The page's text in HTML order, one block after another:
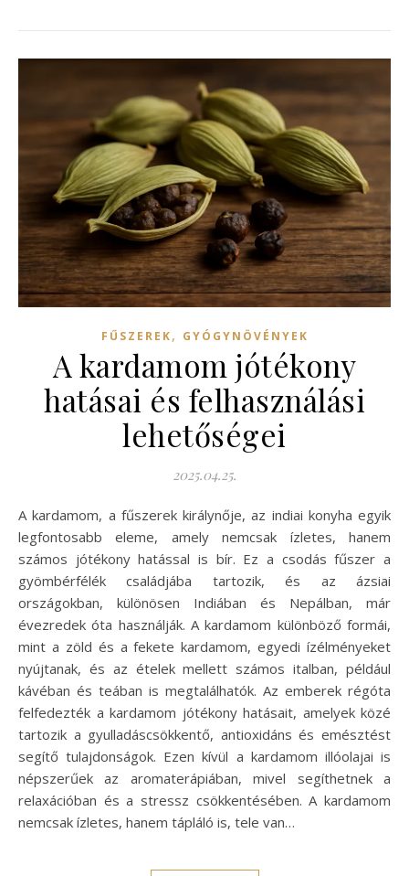
FŰSZEREK, GYÓGYNÖVÉNYEK
A kardamom jótékony
hatásai és felhasználási
lehetőségei
2025.04.25.
A kardamom, a fűszerek királynője, az indiai konyha egyik
legfontosabb eleme, amely nemcsak ízletes, hanem
számos jótékony hatással is bír. Ez a csodás fűszer a
gyömbérfélék családjába tartozik, és az ázsiai
országokban, különösen Indiában és Nepálban, már
évezredek óta használják. A kardamom különböző formái,
mint a zöld és a fekete kardamom, egyedi ízélményeket
nyújtanak, és az ételek mellett számos italban, például
kávéban és teában is megtalálhatók. Az emberek régóta
felfedezték a kardamom jótékony hatásait, amelyek közé
tartozik a gyulladáscsökkentő, antioxidáns és emésztést
segítő tulajdonságok. Ezen kívül a kardamom illóolajai is
népszerűek az aromaterápiában, mivel segíthetnek a
relaxációban és a stressz csökkentésében. A kardamom
nemcsak ízletes, hanem tápláló is, tele van…